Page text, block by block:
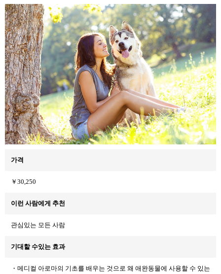
가격
￥30,250
이런 사람에게 추천
관심있는 모든 사람
기대할 수있는 효과
・메디컬 아로마의 기초를 배우는 것으로 왜 애완동물에 사용할 수 있는